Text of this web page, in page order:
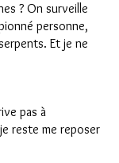
? On surveille
personne,
Et je ne
pas à
reste me reposer